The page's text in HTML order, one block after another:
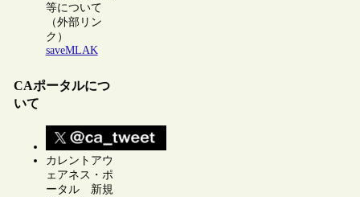
等について
（外部リン
ク）
saveMLAK
CAポータルにつ
いて
カレントアウ
ェアネス・ポ
ータル 新規